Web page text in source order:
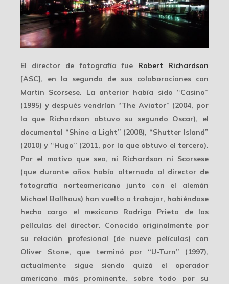
El director de fotografía fue Robert Richardson
[ASC], en la segunda de sus colaboraciones con
Martin Scorsese. La anterior había sido “Casino”
(1995) y después vendrían “The Aviator” (2004, por
la que Richardson obtuvo su segundo Oscar), el
documental “Shine a Light” (2008), “Shutter Island”
(2010) y “Hugo” (2011, por la que obtuvo el tercero).
Por el motivo que sea, ni Richardson ni Scorsese
(que durante años había alternado al director de
fotografía norteamericano junto con el alemán
Michael Ballhaus) han vuelto a trabajar, habiéndose
hecho cargo el mexicano Rodrigo Prieto de las
películas del director. Conocido originalmente por
su relación profesional (de nueve películas) con
Oliver Stone, que terminó por “U-Turn” (1997),
actualmente sigue siendo quizá el operador
americano más prominente, sobre todo por su